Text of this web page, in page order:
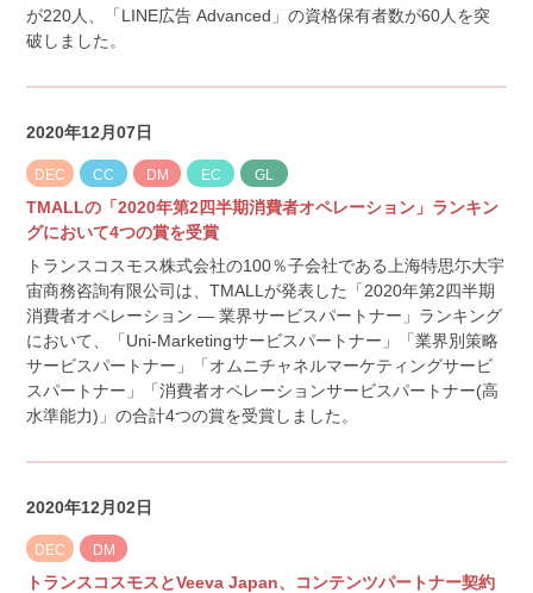
が220人、「LINE広告 Advanced」の資格保有者数が60人を突
破しました。
2020年12月07日
DEC CC DM EC GL
TMALLの「2020年第2四半期消費者オペレーション」ランキン
グにおいて4つの賞を受賞
トランスコスモス株式会社の100％子会社である上海特思尓大宇
宙商務咨詢有限公司は、TMALLが発表した「2020年第2四半期
消費者オペレーション — 業界サービスパートナー」ランキング
において、「Uni-Marketingサービスパートナー」「業界別策略
サービスパートナー」「オムニチャネルマーケティングサービ
スパートナー」「消費者オペレーションサービスパートナー(高
水準能力)」の合計4つの賞を受賞しました。
2020年12月02日
DEC DM
トランスコスモスとVeeva Japan、コンテンツパートナー契約